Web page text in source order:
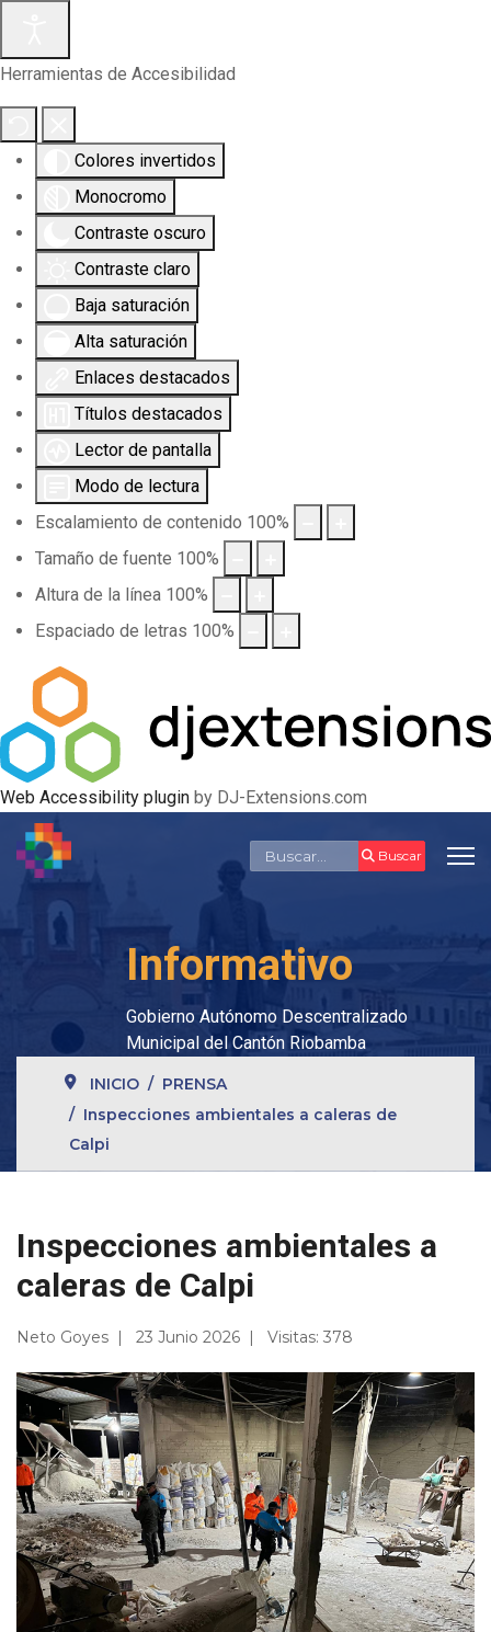
Herramientas de Accesibilidad
Colores invertidos
Monocromo
Contraste oscuro
Contraste claro
Baja saturación
Alta saturación
Enlaces destacados
Títulos destacados
Lector de pantalla
Modo de lectura
Escalamiento de contenido 100%
Tamaño de fuente 100%
Altura de la línea 100%
Espaciado de letras 100%
Web Accessibility plugin by DJ-Extensions.com
Buscar Buscar
Informativo
Gobierno Autónomo Descentralizado
Municipal del Cantón Riobamba
INICIO
PRENSA
Inspecciones ambientales a caleras de
Calpi
Inspecciones ambientales a
caleras de Calpi
Neto Goyes 23 Junio 2026 Visitas: 378